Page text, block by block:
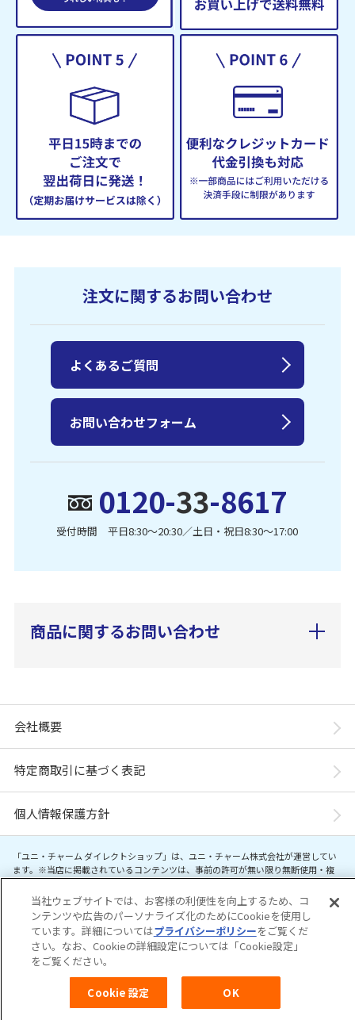
注文に関するお問い合わせ
0120-33-8617
受付時間 平日8:30〜20:30／土日・祝日8:30〜17:00
よくあるご質問
お問い合わせフォーム
商品に関するお問い合わせ
会社概要
特定商取引に基づく表記
個人情報保護方針
Copyright© Unicharm Corporation
「ユニ・チャーム ダイレクトショップ」は、ユニ・チャーム株式会社が運営してい
ます。※当店に掲載されているコンテンツは、事前の許可が無い限り無断使用・複
製・転載を禁じます。
当社ウェブサイトでは、お客様の利便性を向上するため、コ
ンテンツや広告のパーソナライズ化のためにCookieを使用し
ています。詳細についてはプライバシーポリシーをご覧くだ
さい。なお、Cookieの詳細設定については「Cookie設定」
をご覧ください。
Cookie 設定 OK